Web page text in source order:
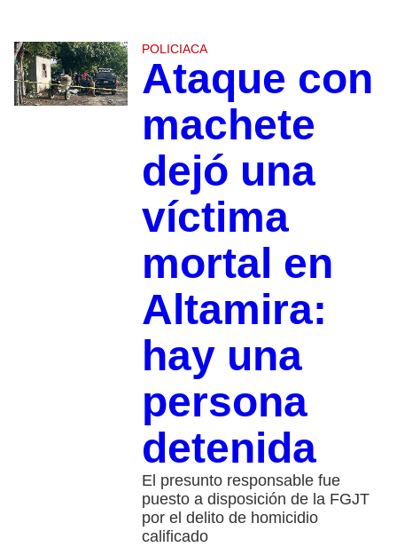
POLICIACA
Ataque con
machete
dejó una
víctima
mortal en
Altamira:
hay una
persona
detenida
El presunto responsable fue
puesto a disposición de la FGJT
por el delito de homicidio
calificado